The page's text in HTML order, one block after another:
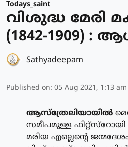
Todays_saint
വിശുദ്ധ മേരി
(1842-1909) :
Sathyadeepam
Published on: 05 Aug 2021, 1:13 am
ആസ്‌ത്രേലിയായില്‍
സമീപമുള്ള
മരിയ എല്ലെന്റെ